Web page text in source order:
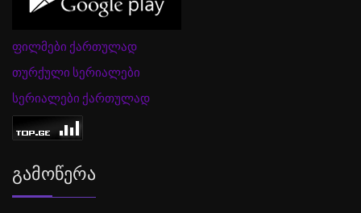
ფილმები ქართულად
თურქული სერიალები
სერიალები ქართულად
Გამოწერა